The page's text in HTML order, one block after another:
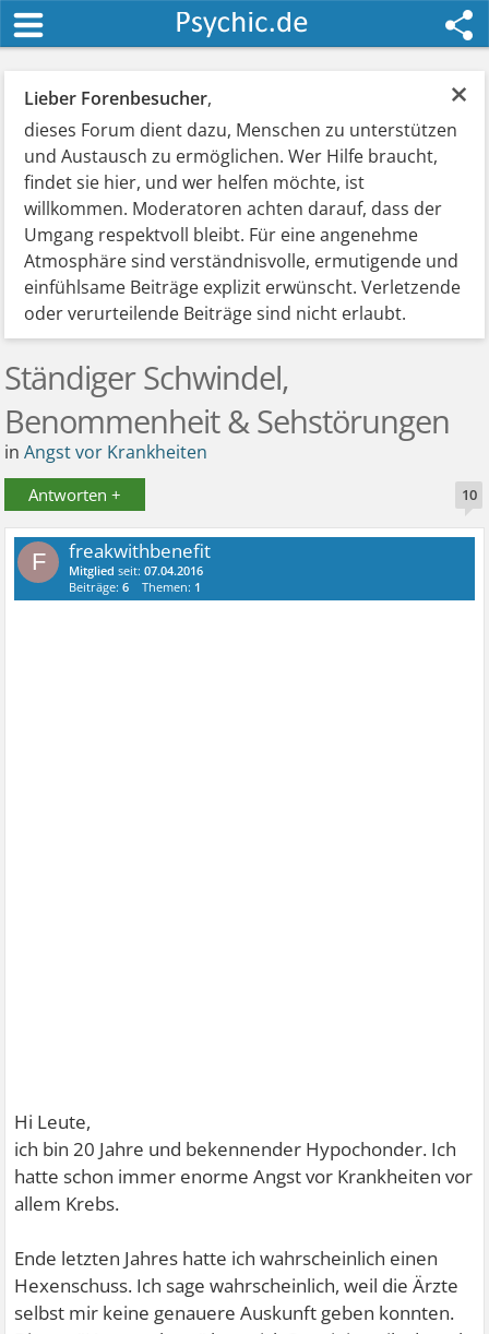
×
Lieber Forenbesucher,
dieses Forum dient dazu, Menschen zu unterstützen
und Austausch zu ermöglichen. Wer Hilfe braucht,
findet sie hier, und wer helfen möchte, ist
willkommen. Moderatoren achten darauf, dass der
Umgang respektvoll bleibt. Für eine angenehme
Atmosphäre sind verständnisvolle, ermutigende und
einfühlsame Beiträge explizit erwünscht. Verletzende
oder verurteilende Beiträge sind nicht erlaubt.
Ständiger Schwindel,
Benommenheit & Sehstörungen
inAngst vor Krankheiten
Antworten + 10
F freakwithbenefit
Mitglied seit:07.04.2016
Beiträge:6 Themen: 1
Hi Leute,
ich bin 20 Jahre und bekennender Hypochonder. Ich
hatte schon immer enorme Angst vor Krankheiten vor
allem Krebs.
Ende letzten Jahres hatte ich wahrscheinlich einen
Hexenschuss. Ich sage wahrscheinlich, weil die Ärzte
selbst mir keine genauere Auskunft geben konnten.